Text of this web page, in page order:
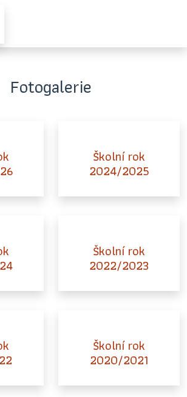
Fotogalerie
Školní rok
2024/2025
Školní rok
2022/2023
Školní rok
2020/2021